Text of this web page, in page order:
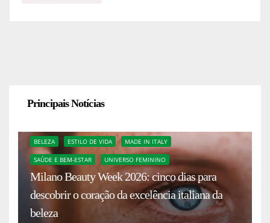
Principais Notícias
BELEZA ESTILO DE VIDA MADE IN ITALY
SAÚDE E BEM-ESTAR UNIVERSO FEMININO
Milano Beauty Week 2026: cinco dias para
descobrir o coração da excelência italiana da
beleza